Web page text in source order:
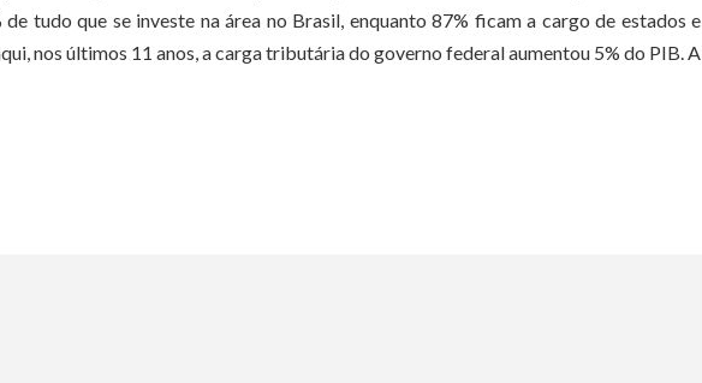
tudo que se investe na área no Brasil, enquanto 87% ficam a cargo de estados e
nos últimos 11 anos, a carga tributária do governo federal aumentou 5% do PIB. A